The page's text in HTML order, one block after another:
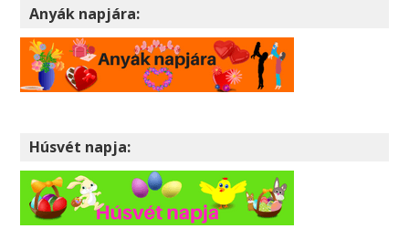
Anyák napjára:
Húsvét napja: